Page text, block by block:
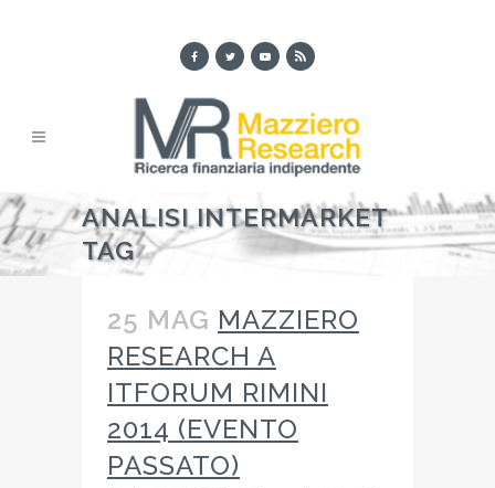
ANALISI INTERMARKET
TAG
25 MAG MAZZIERO
RESEARCH A
ITFORUM RIMINI
2014 (EVENTO
PASSATO)